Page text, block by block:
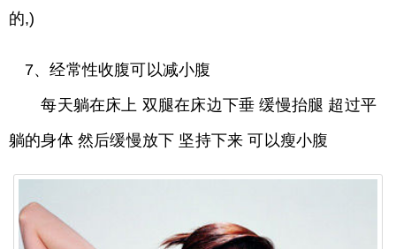
的,)
7、经常性收腹可以减小腹
每天躺在床上 双腿在床边下垂 缓慢抬腿 超过平
躺的身体 然后缓慢放下 坚持下来 可以瘦小腹